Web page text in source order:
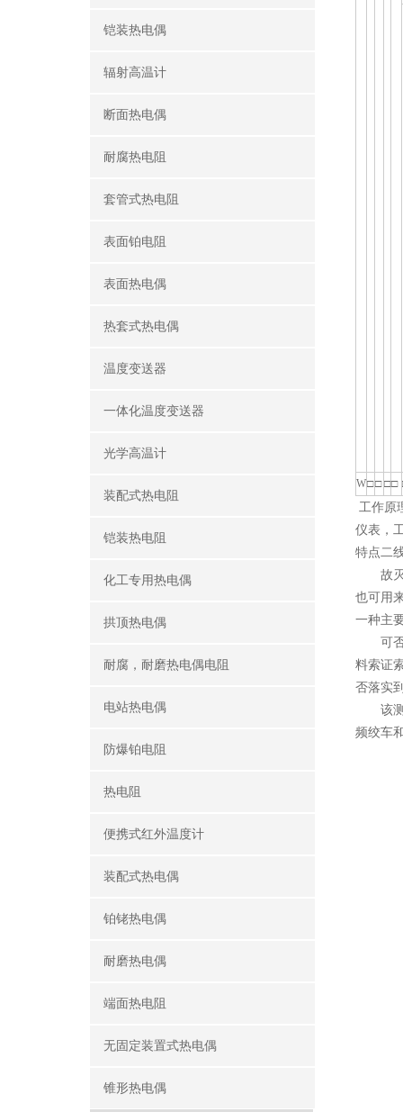
铠装热电偶
辐射高温计
断面热电偶
耐腐热电阻
套管式热电阻
表面铂电阻
表面热电偶
热套式热电偶
温度变送器
一体化温度变送器
光学高温计
装配式热电阻
铠装热电阻
化工专用热电偶
拱顶热电偶
耐腐，耐磨热电偶电阻
电站热电偶
防爆铂电阻
热电阻
便携式红外温度计
装配式热电偶
铂铑热电偶
耐磨热电偶
端面热电阻
无固定装置式热电偶
锥形热电偶
W□□ □□
工作原
仪表，
特点二
故灭
也可用
一种主
可否
料索证
否落实
该测
频绞车